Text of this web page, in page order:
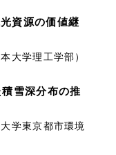
資源の価値継
学理工学部）
雪深分布の推
東京都市環境